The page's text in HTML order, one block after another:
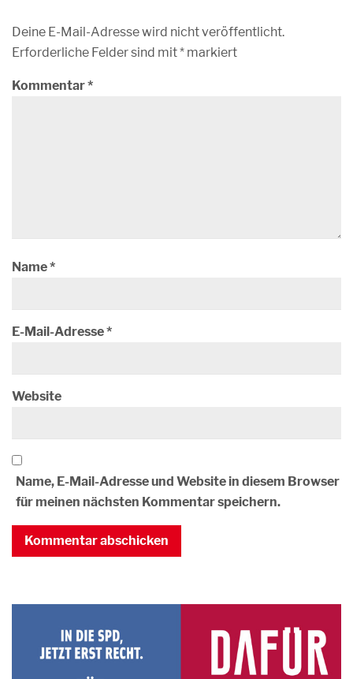
Deine E-Mail-Adresse wird nicht veröffentlicht.
Erforderliche Felder sind mit* markiert
Kommentar*
Name*
E-Mail-Adresse*
Website
Name, E-Mail-Adresse und Website in diesem Browser
für meinen nächsten Kommentar speichern.